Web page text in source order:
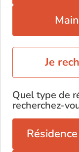
Je
Quel type de
recherchez-